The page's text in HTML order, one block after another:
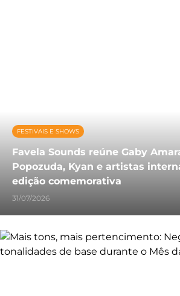
FESTIVAIS E SHOWS
Favela Sounds reúne Gaby
Popozuda, Kyan e artistas
edição comemorativa
31/07/2026